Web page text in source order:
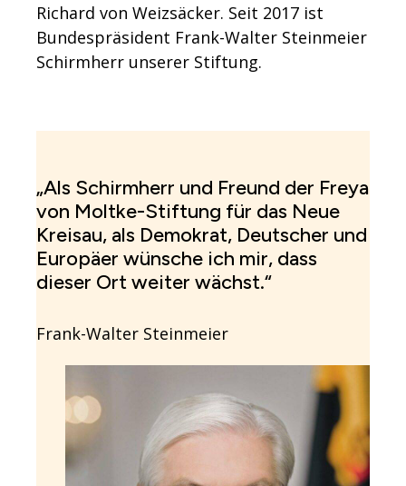
Richard von Weizsäcker. Seit 2017 ist
Bundespräsident Frank-Walter Steinmeier
Schirmherr unserer Stiftung.
„Als Schirmherr und Freund der Freya
von Moltke-Stiftung für das Neue
Kreisau, als Demokrat, Deutscher und
Europäer wünsche ich mir, dass
dieser Ort weiter wächst.“
Frank-Walter Steinmeier